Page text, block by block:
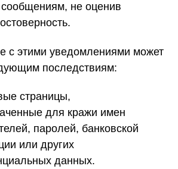
не оценив
с этими уведомлениями может
последствиям:
страницы,
для кражи имен
паролей, банковской
или других
данных.